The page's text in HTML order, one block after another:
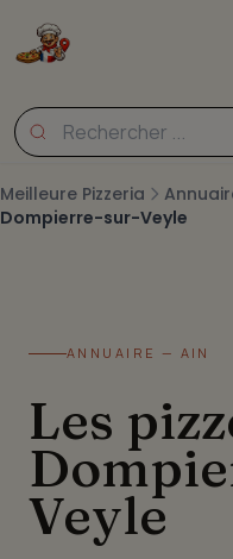
Meilleure Pizzeria
Dompierre-sur-Veyle
ANNUAIRE — AIN
Les
Veyle